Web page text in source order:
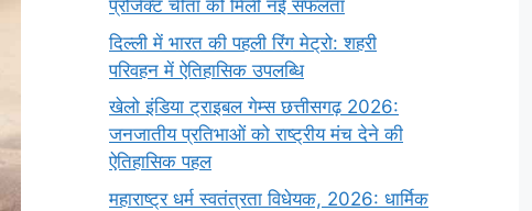
प्रोजेक्ट चीता को मिली नई सफलता
दिल्ली में भारत की पहली रिंग मेट्रो: शहरी
परिवहन में ऐतिहासिक उपलब्धि
खेलो इंडिया ट्राइबल गेम्स छत्तीसगढ़ 2026:
जनजातीय प्रतिभाओं को राष्ट्रीय मंच देने की
ऐतिहासिक पहल
महाराष्ट्र धर्म स्वतंत्रता विधेयक, 2026: धार्मिक